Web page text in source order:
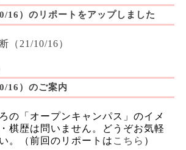
16）のリポートをアップしました
（21/10/16）
16）のご案内
の「オープンキャンパス」のイメ
棋歴は問いません。どうぞお気軽
。（前回のリポートは こちら ）